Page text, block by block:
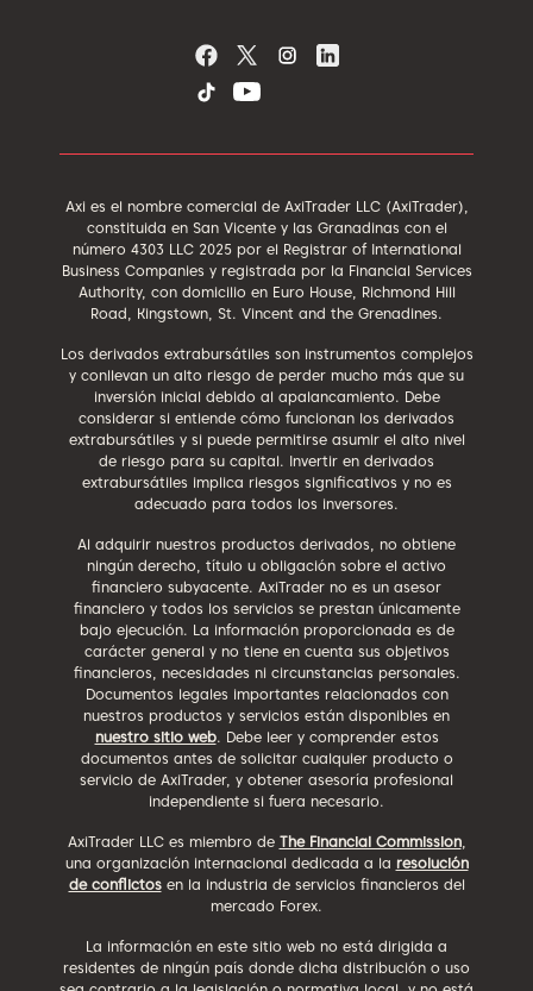
Axi es el nombre comercial de AxiTrader LLC (AxiTrader),
constituida en San Vicente y las Granadinas con el
número 4303 LLC 2025 por el Registrar of International
Business Companies y registrada por la Financial Services
Authority, con domicilio en Euro House, Richmond Hill
Road, Kingstown, St. Vincent and the Grenadines.
Los derivados extrabursátiles son instrumentos complejos
y conllevan un alto riesgo de perder mucho más que su
inversión inicial debido al apalancamiento. Debe
considerar si entiende cómo funcionan los derivados
extrabursátiles y si puede permitirse asumir el alto nivel
de riesgo para su capital. Invertir en derivados
extrabursátiles implica riesgos significativos y no es
adecuado para todos los inversores.
Al adquirir nuestros productos derivados, no obtiene
ningún derecho, título u obligación sobre el activo
financiero subyacente. AxiTrader no es un asesor
financiero y todos los servicios se prestan únicamente
bajo ejecución. La información proporcionada es de
carácter general y no tiene en cuenta sus objetivos
financieros, necesidades ni circunstancias personales.
Documentos legales importantes relacionados con
nuestros productos y servicios están disponibles en
nuestro sitio web. Debe leer y comprender estos
documentos antes de solicitar cualquier producto o
servicio de AxiTrader, y obtener asesoría profesional
independiente si fuera necesario.
AxiTrader LLC es miembro de The Financial Commission,
una organización internacional dedicada a la resolución
de conflictosen la industria de servicios financieros del
mercado Forex.
La información en este sitio web no está dirigida a
residentes de ningún país donde dicha distribución o uso